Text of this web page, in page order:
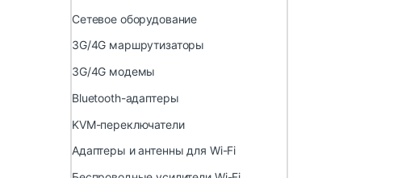
Сетевое оборудование
3G/4G маршрутизаторы
3G/4G модемы
Bluetooth-адаптеры
KVM-переключатели
Адаптеры и антенны для Wi-Fi